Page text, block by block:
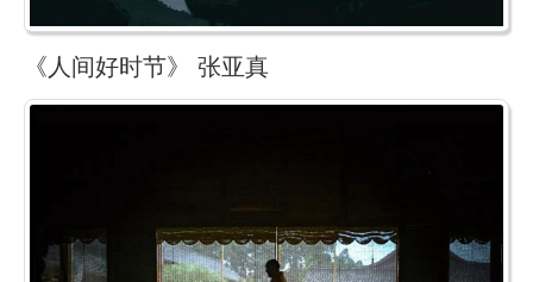
《人间好时节》 张亚真